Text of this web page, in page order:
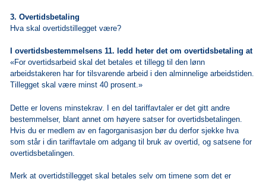
3. Overtidsbetaling
Hva skal overtidstillegget være?
I overtidsbestemmelsens 11. ledd heter det om overtidsbetaling at
«For overtidsarbeid skal det betales et tillegg til den lønn
arbeidstakeren har for tilsvarende arbeid i den alminnelige arbeidstiden.
Tillegget skal være minst 40 prosent.»
Dette er lovens minstekrav. I en del tariffavtaler er det gitt andre
bestemmelser, blant annet om høyere satser for overtidsbetalingen.
Hvis du er medlem av en fagorganisasjon bør du derfor sjekke hva
som står i din tariffavtale om adgang til bruk av overtid, og satsene for
overtidsbetalingen.
Merk at overtidstillegget skal betales selv om timene som det er